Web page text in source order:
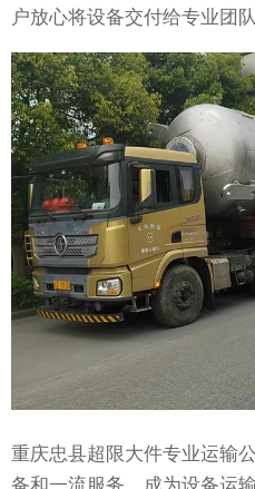
户放心将设备交付给专业团队
重庆忠县超限大件专业运输